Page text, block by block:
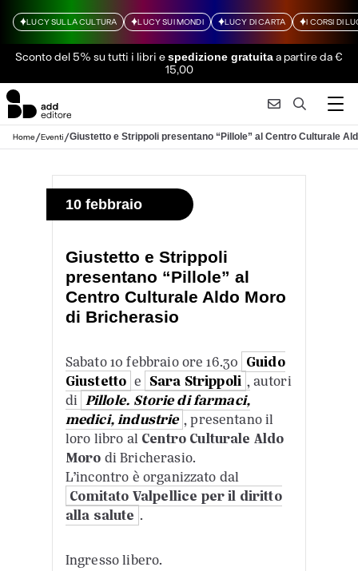
LUCY SULLA CULTURA LUCY SUI MONDI LUCY DI CARTA I CORSI DI
Sconto del 5% su tutti i libri espedizione gratuitaa partire da €
15,00
Home/Eventi/Giustetto e Strippoli presentano “Pillole” al Centro Culturale
10 febbraio
Giustetto e Strippoli
presentano “Pillole” al
Centro Culturale Aldo Moro
di Bricherasio
Sabato 10 febbraio ore 16.30 Guido
Giustetto e Sara Strippoli , autori
di Pillole. Storie di farmaci,
medici, industrie , presentano il
loro libro al Centro Culturale Aldo
Moro di Bricherasio.
L’incontro è organizzato dal
Comitato Valpellice per il diritto
alla salute .
Ingresso libero.